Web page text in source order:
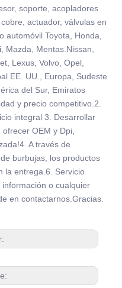
soporte, acopladores
actuador, válvulas en
automóvil Toyota, Honda,
Mazda, Mentas.Nissan,
Lexus, Volvo, Opel,
EE. UU., Europa, Sudeste
del Sur, Emiratos
y precio competitivo.2.
integral 3. Desarrollar
OEM y Dpi,
A través de
burbujas, los productos
la entrega.6. Servicio
o cualquier
en contactarnos.Gracias.